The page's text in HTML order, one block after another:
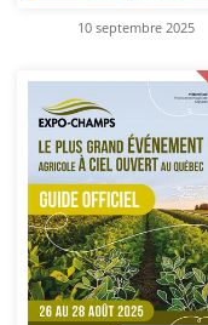
10 septembre 2025